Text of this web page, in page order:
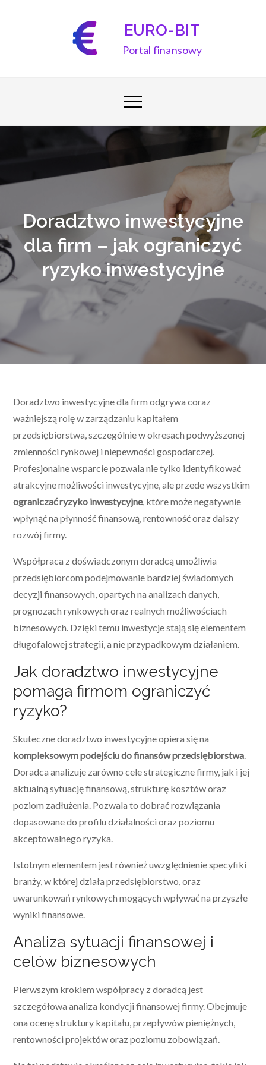
EURO-BIT
Portal finansowy
Doradztwo inwestycyjne
dla firm – jak ograniczyć
ryzyko inwestycyjne
Doradztwo inwestycyjne dla firm odgrywa coraz
ważniejszą rolę w zarządzaniu kapitałem
przedsiębiorstwa, szczególnie w okresach podwyższonej
zmienności rynkowej i niepewności gospodarczej.
Profesjonalne wsparcie pozwala nie tylko identyfikować
atrakcyjne możliwości inwestycyjne, ale przede wszystkim
ograniczać ryzyko inwestycyjne, które może negatywnie
wpłynąć na płynność finansową, rentowność oraz dalszy
rozwój firmy.
Współpraca z doświadczonym doradcą umożliwia
przedsiębiorcom podejmowanie bardziej świadomych
decyzji finansowych, opartych na analizach danych,
prognozach rynkowych oraz realnych możliwościach
biznesowych. Dzięki temu inwestycje stają się elementem
długofalowej strategii, a nie przypadkowym działaniem.
Jak doradztwo inwestycyjne
pomaga firmom ograniczyć
ryzyko?
Skuteczne doradztwo inwestycyjne opiera się na
kompleksowym podejściu do finansów przedsiębiorstwa.
Doradca analizuje zarówno cele strategiczne firmy, jak i jej
aktualną sytuację finansową, strukturę kosztów oraz
poziom zadłużenia. Pozwala to dobrać rozwiązania
dopasowane do profilu działalności oraz poziomu
akceptowalnego ryzyka.
Istotnym elementem jest również uwzględnienie specyfiki
branży, w której działa przedsiębiorstwo, oraz
uwarunkowań rynkowych mogących wpływać na przyszłe
wyniki finansowe.
Analiza sytuacji finansowej i
celów biznesowych
Pierwszym krokiem współpracy z doradcą jest
szczegółowa analiza kondycji finansowej firmy. Obejmuje
ona ocenę struktury kapitału, przepływów pieniężnych,
rentowności projektów oraz poziomu zobowiązań.